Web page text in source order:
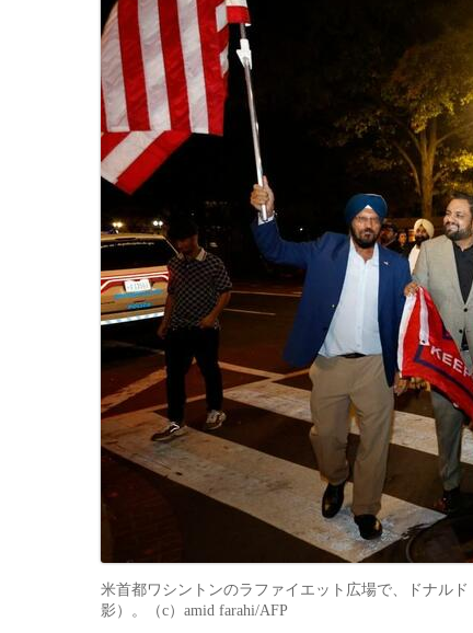
米首都ワシントンのラファイエット広場で、ドナル
影）。（c）amid farahi/AFP